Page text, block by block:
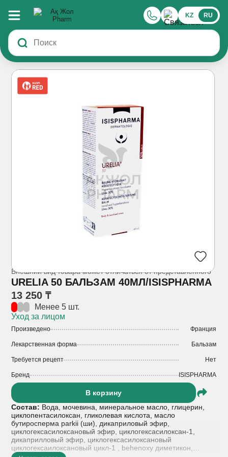
KZ RU
Внешний вид товара может отличаться от представленного
URELIA 50 БАЛЬЗАМ 40МЛ/ISISPHARMA
13 250 ₸
Менее 5 шт.
Уход за лицом
Произведено Франция
Лекарственная форма Бальзам
Требуется рецепт Нет
Бренд ISISPHARMA
В корзину
Состав: Вода, мочевина, минеральное масло, глицерин,
циклопентасилоксан, гликолевая кислота, масло
бутиросперма parkii (ши), дикаприловый эфир,
циклогексасилоксановый эфир, циклогексасилоксан-1,
дикаприлловый эфир, циклогексасилоксановый
циклогексаилоксановый цикл-1 , behenoxy диметикон,